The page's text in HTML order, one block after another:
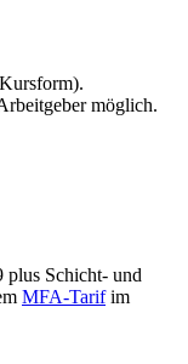
möglich.
Schicht- und
MFA-Tarifim